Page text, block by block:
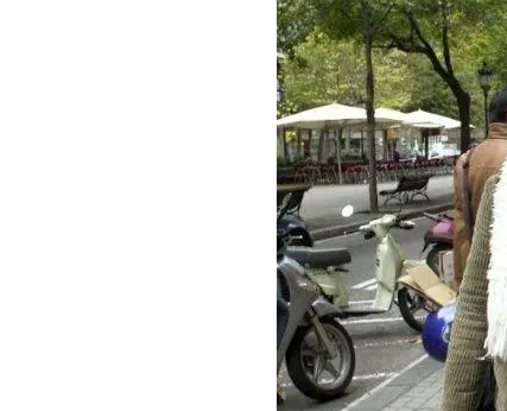
ECONOMÍA
HERMANO
DEPORTES